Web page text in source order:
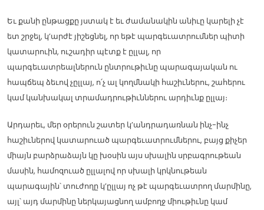
Եւ քանի ընթացքը յստակ է եւ ժամանակին անիւը կարելի չէ
ետ շրջել, կ’արժէ յիշեցնել, որ եթէ պարգեւատրումներ պիտի
կատարուին, ուշադիր պէտք է ըլլալ, որ
պարգեւատրեալներուն ընտրութիւնը պարագայական ու
հապճեպ ձեւով չըլլայ, ո՛չ ալ կողմնակի հաշիւներու, շահերու
կամ կանխակալ տրամադրութիւններու արդիւնք ըլլայ։
Արդարեւ, մեր օրերուն շատեր կ’անդրադառնան ինչ-ինչ
հաշիւներով կատարուած պարգեւատրումներու, բայց քիչեր
միայն բարձրաձայն կը խօսին այս սխալին սրբագրութեան
մասին, համոզուած ըլլալով որ սխալի կրկնութեան
պարագային՝ տուժողը կ’ըլլայ ոչ թէ պարգեւատրող մարմինը,
այլ՝ այդ մարմինը ներկայացնող ամբողջ միութիւնը կամ